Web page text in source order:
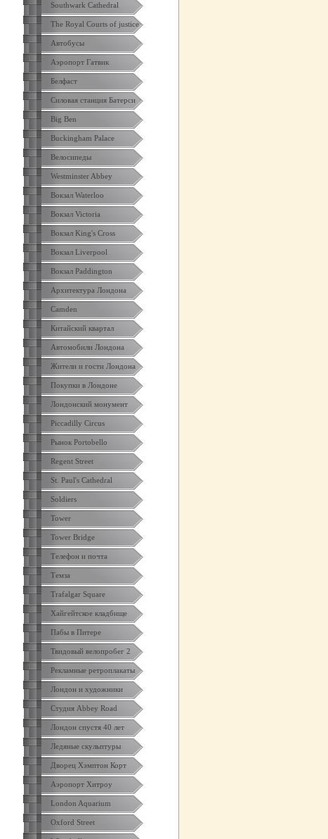
Southwark Cathedral
The Royal Courts of justice
Автобусы
Аэропорт Гатвик
Белфаст
Силовая станция Батерси
Big Ben
Buckingham Palace
Велосипеды
Westminster Abbey
Вокзал Waterloo
Вокзал Victoria
Вокзал King's Cross
Вокзал Liverpool
Вокзал Paddington
Архитектура Лондона
Camden
Китайский квартал
Автомобили Лондона
Жители и гости Лондона
Покупки в Лондоне
Лондонский монумент
Piccadilly Circus
Рынок Portobello
Regent Street
St. Paul's Cathedral
Soldiers
Tower
Tower Bridge
Телефон и почта
Темза
Trafalgar Square
Хайгейтское кладбище
Пабы в Питере
Твидовый велопробег 2
Рекламные ретроплакаты
Лондон и художники
Студия Abbey Road
Лондон спустя 40 лет
Ледяные скульптуры
Дворец Хэмптон Корт
Аэропорт Хитроу
London Aquarium
Oxford Street